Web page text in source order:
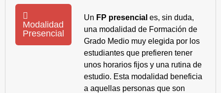
Modalidad
Presencial
Un FP presencial es, sin duda,
una modalidad de Formación de
Grado Medio muy elegida por los
estudiantes que prefieren tener
unos horarios fijos y una rutina de
estudio. Esta modalidad beneficia
a aquellas personas que son